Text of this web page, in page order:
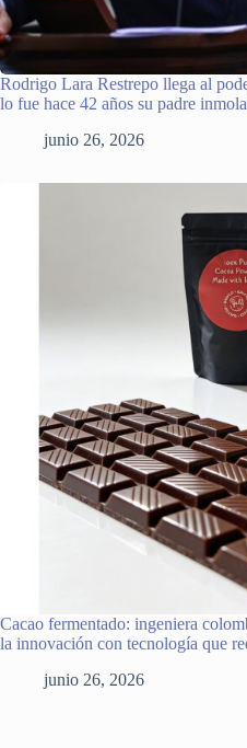
Rodrigo Lara Restrepo llega al
lo fue hace 42 años su padre
junio 26, 2026
Cacao fermentado: ingeniera
la innovación con tecnología que
junio 26, 2026